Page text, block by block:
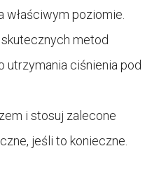
właściwym poziomie.
metod
utrzymania ciśnienia pod
i stosuj zalecone
jeśli to konieczne.